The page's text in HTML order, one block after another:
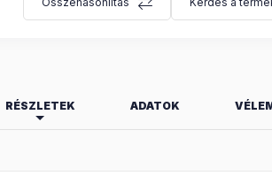
RÉSZLETEK ADATOK